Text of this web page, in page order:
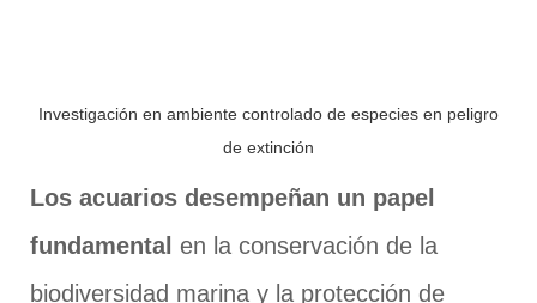
Investigación en ambiente controlado de especies en peligro
de extinción
Los acuarios desempeñan un papel
fundamental en la conservación de la
biodiversidad marina y la protección de